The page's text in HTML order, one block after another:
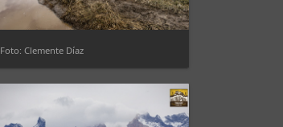
Foto: Clemente Díaz